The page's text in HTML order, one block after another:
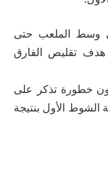
وسط الملعب حتى
تقليص الفارق
خطورة تذكر على
الشوط الأول بنتيجة